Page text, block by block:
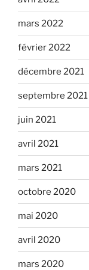
mars 2022
février 2022
décembre 2021
septembre 2021
juin 2021
avril 2021
mars 2021
octobre 2020
mai 2020
avril 2020
mars 2020